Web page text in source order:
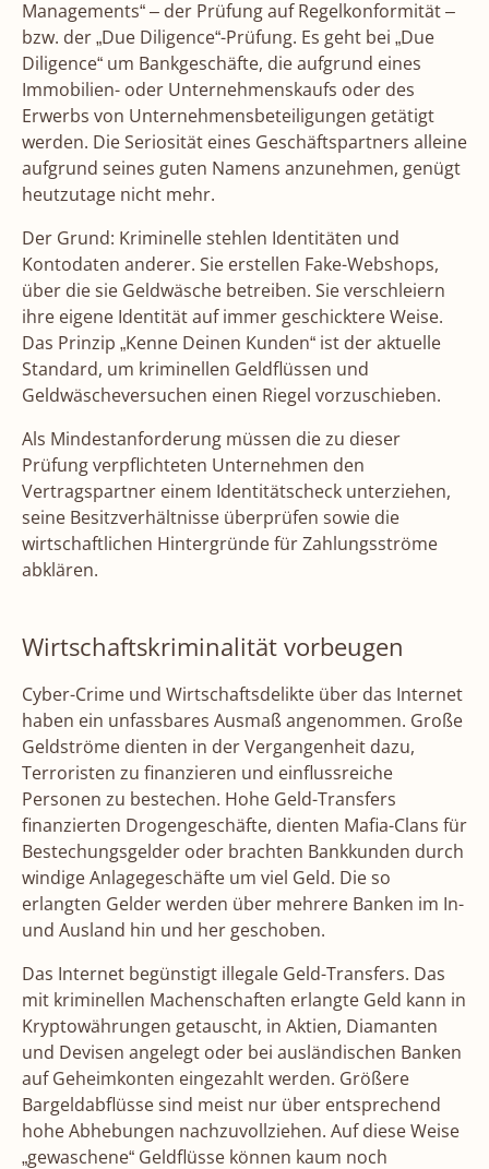
Managements“ – der Prüfung auf Regelkonformität –
bzw. der „Due Diligence“-Prüfung. Es geht bei „Due
Diligence“ um Bankgeschäfte, die aufgrund eines
Immobilien- oder Unternehmenskaufs oder des
Erwerbs von Unternehmensbeteiligungen getätigt
werden. Die Seriosität eines Geschäftspartners alleine
aufgrund seines guten Namens anzunehmen, genügt
heutzutage nicht mehr.
Der Grund: Kriminelle stehlen Identitäten und
Kontodaten anderer. Sie erstellen Fake-Webshops,
über die sie Geldwäsche betreiben. Sie verschleiern
ihre eigene Identität auf immer geschicktere Weise.
Das Prinzip „Kenne Deinen Kunden“ ist der aktuelle
Standard, um kriminellen Geldflüssen und
Geldwäscheversuchen einen Riegel vorzuschieben.
Als Mindestanforderung müssen die zu dieser
Prüfung verpflichteten Unternehmen den
Vertragspartner einem Identitätscheck unterziehen,
seine Besitzverhältnisse überprüfen sowie die
wirtschaftlichen Hintergründe für Zahlungsströme
abklären.
Wirtschaftskriminalität vorbeugen
Cyber-Crime und Wirtschaftsdelikte über das Internet
haben ein unfassbares Ausmaß angenommen. Große
Geldströme dienten in der Vergangenheit dazu,
Terroristen zu finanzieren und einflussreiche
Personen zu bestechen. Hohe Geld-Transfers
finanzierten Drogengeschäfte, dienten Mafia-Clans für
Bestechungsgelder oder brachten Bankkunden durch
windige Anlagegeschäfte um viel Geld. Die so
erlangten Gelder werden über mehrere Banken im In-
und Ausland hin und her geschoben.
Das Internet begünstigt illegale Geld-Transfers. Das
mit kriminellen Machenschaften erlangte Geld kann in
Kryptowährungen getauscht, in Aktien, Diamanten
und Devisen angelegt oder bei ausländischen Banken
auf Geheimkonten eingezahlt werden. Größere
Bargeldabflüsse sind meist nur über entsprechend
hohe Abhebungen nachzuvollziehen. Auf diese Weise
„gewaschene“ Geldflüsse können kaum noch